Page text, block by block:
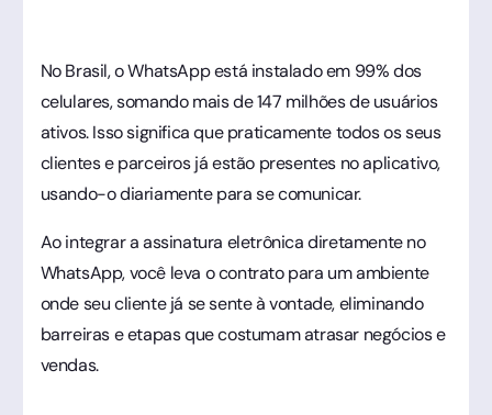
No Brasil, o WhatsApp está instalado em 99% dos
celulares, somando mais de 147 milhões de usuários
ativos. Isso significa que praticamente todos os seus
clientes e parceiros já estão presentes no aplicativo,
usando-o diariamente para se comunicar.
Ao integrar a assinatura eletrônica diretamente no
WhatsApp, você leva o contrato para um ambiente
onde seu cliente já se sente à vontade, eliminando
barreiras e etapas que costumam atrasar negócios e
vendas.